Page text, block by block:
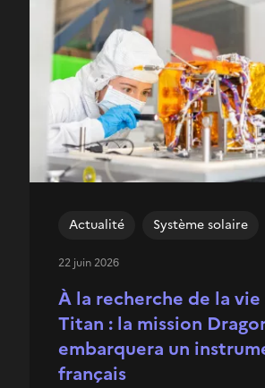
À la recherche de la vie
Titan : la mission
embarquera un
français
Actualité Système solaire
22 juin 2026